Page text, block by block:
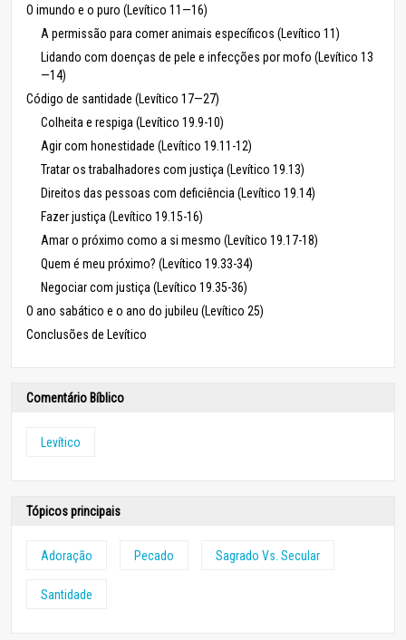
O imundo e o puro (Levítico 11—16)
A permissão para comer animais específicos (Levítico 11)
Lidando com doenças de pele e infecções por mofo (Levítico 13
—14)
Código de santidade (Levítico 17—27)
Colheita e respiga (Levítico 19.9-10)
Agir com honestidade (Levítico 19.11-12)
Tratar os trabalhadores com justiça (Levítico 19.13)
Direitos das pessoas com deficiência (Levítico 19.14)
Fazer justiça (Levítico 19.15-16)
Amar o próximo como a si mesmo (Levítico 19.17-18)
Quem é meu próximo? (Levítico 19.33-34)
Negociar com justiça (Levítico 19.35-36)
O ano sabático e o ano do jubileu (Levítico 25)
Conclusões de Levítico
Comentário Bíblico
Levítico
Tópicos principais
Adoração Pecado Sagrado Vs. Secular
Santidade